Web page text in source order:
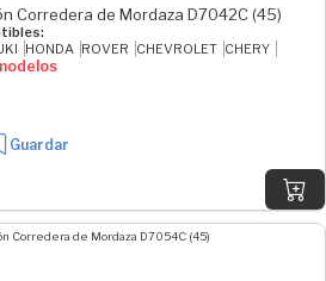
Corredera de Mordaza D7042C (45)
HONDA ROVER CHEVROLET CHERY
Guardar